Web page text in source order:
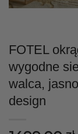
FOTEL
wygodne
walca,
design